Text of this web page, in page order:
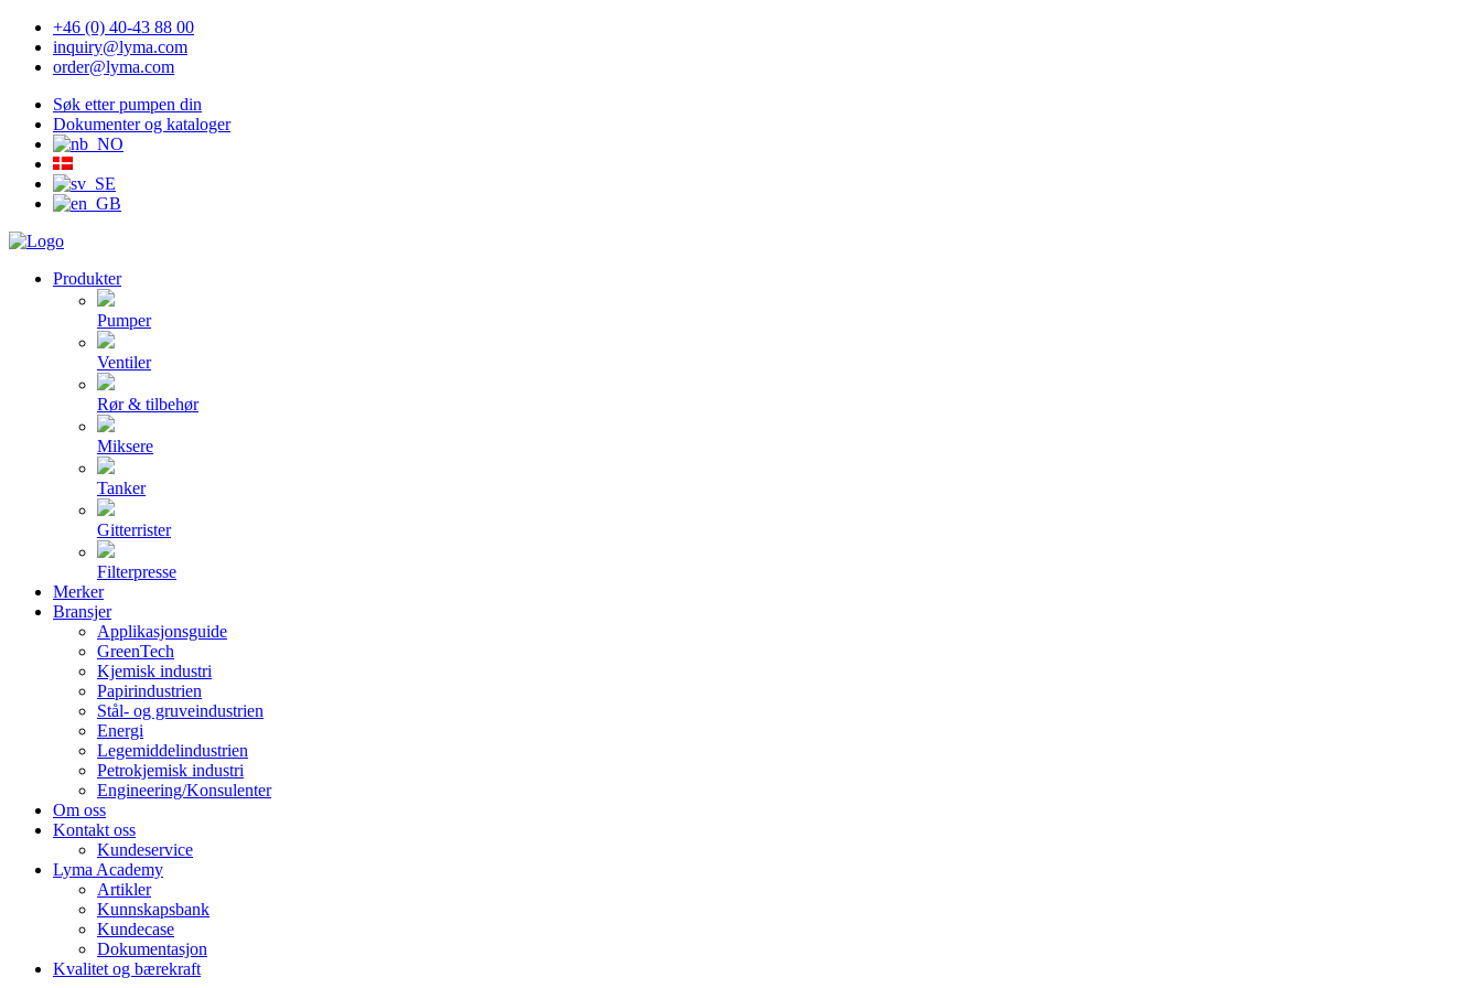
+46 (0) 40-43 88 00
inquiry@lyma.com
order@lyma.com
Søk etter pumpen din
Dokumenter og kataloger
Produkter
Pumper
Ventiler
Rør & tilbehør
Miksere
Tanker
Gitterrister
Filterpresse
Merker
Bransjer
Applikasjonsguide
GreenTech
Kjemisk industri
Papirindustrien
Stål- og gruveindustrien
Energi
Legemiddelindustrien
Petrokjemisk industri
Engineering/Konsulenter
Om oss
Kontakt oss
Kundeservice
Lyma Academy
Artikler
Kunnskapsbank
Kundecase
Dokumentasjon
Kvalitet og bærekraft